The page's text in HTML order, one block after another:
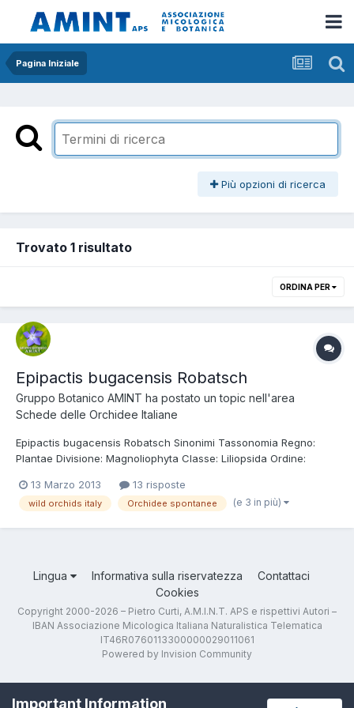
Pagina Iniziale
Più opzioni di ricerca
Trovato 1 risultato
ORDINA PER
Epipactis bugacensis Robatsch
Gruppo Botanico AMINT ha postato un topic nell'area
Schede delle Orchidee Italiane
Epipactis bugacensis Robatsch Sinonimi Tassonomia Regno:
Plantae Divisione: Magnoliophyta Classe: Liliopsida Ordine:
Danubio Etimologia Il nome del genere dal greco "Epipaktis" ,
nome con cui era nota la pianta del veratro, per la som...
13 Marzo 2013 13 risposte
wild orchids italy Orchidee spontanee (e 3 in più)
Lingua Informativa sulla riservatezza
Contattaci
Cookies
Copyright 2000-2026 – Pietro Curti, A.M.I.N.T. APS e rispettivi Autori –
IBAN Associazione Micologica Italiana Naturalistica Telematica
IT46R0760113300000029011061
Powered by Invision Community
Important Information